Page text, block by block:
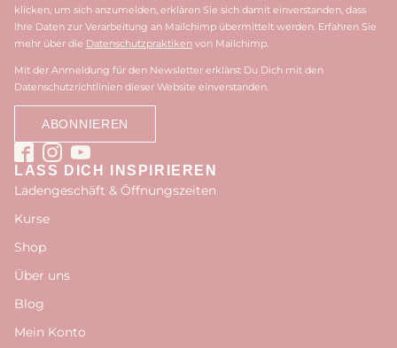
klicken, um sich anzumelden, erklären Sie sich damit einverstanden, dass
Ihre Daten zur Verarbeitung an Mailchimp übermittelt werden. Erfahren Sie
mehr über die Datenschutzpraktiken von Mailchimp.
Mit der Anmeldung für den Newsletter erklärst Du Dich mit den
Datenschutzrichtlinien dieser Website einverstanden.
LASS DICH INSPIRIEREN
Ladengeschäft & Öffnungszeiten
Kurse
Shop
Über uns
Blog
Mein Konto